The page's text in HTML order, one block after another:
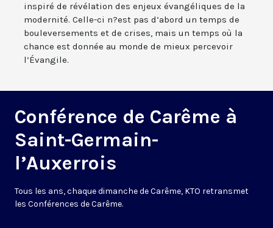
inspiré de révélation des enjeux évangéliques de la
modernité. Celle-ci n?est pas d’abord un temps de
bouleversements et de crises, mais un temps où la
chance est donnée au monde de mieux percevoir
l’Évangile.
Conférence de Carême à
Saint-Germain-
l’Auxerrois
Tous les ans, chaque dimanche de Carême, KTO retransmet
les Conférences de Carême.